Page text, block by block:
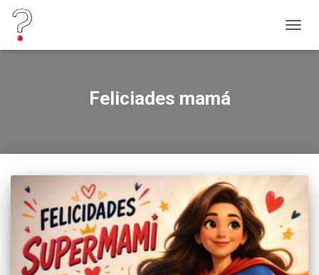
MODO
Feliciades mamá